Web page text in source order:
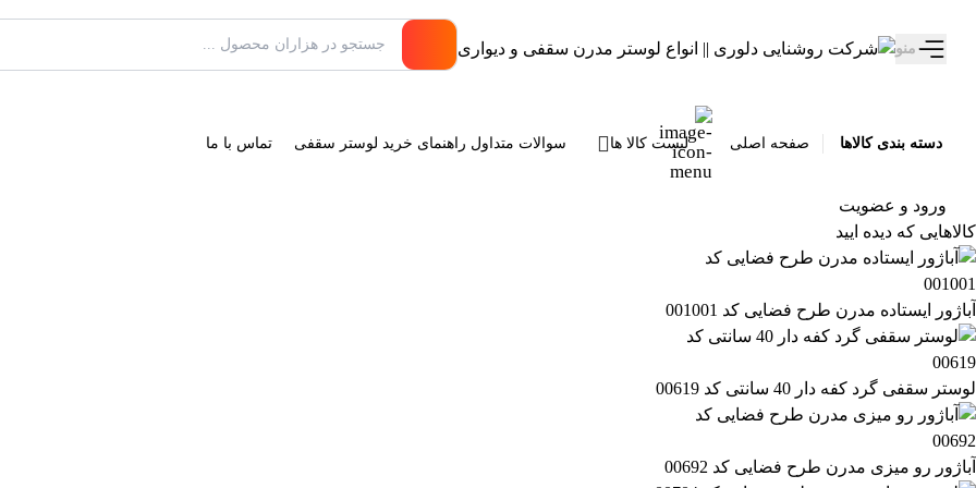
منو
دسته بندی کالاها صفحه اصلی لیست کالا ها سوالات متداول راهنمای خرید لوستر سقفی تماس با ما
ورود و عضویت
کالاهایی که دیده ایید
آباژور ایستاده مدرن طرح فضایی کد 001001
لوستر سقفی گرد کفه دار 40 سانتی کد 00619
آباژور رو میزی مدرن طرح فضایی کد 00692